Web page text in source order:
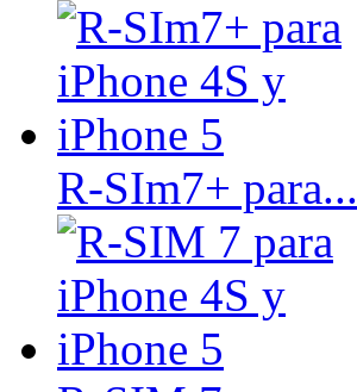
R-SIm7+ para...